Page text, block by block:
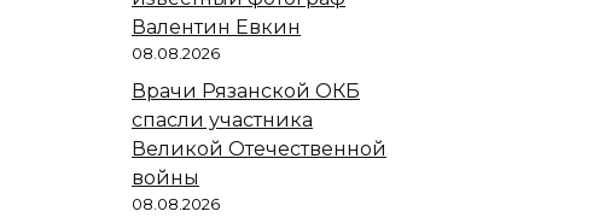
Валентин Евкин
08.08.2026
Врачи Рязанской ОКБ
спасли участника
Великой Отечественной
войны
08.08.2026